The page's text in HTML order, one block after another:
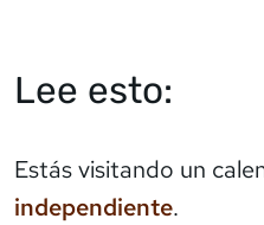
Lee esto:
Estás visitando un
independiente.